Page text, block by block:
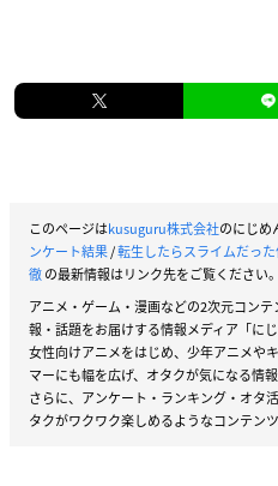
このページはkusuguru株式会社のにじめ
ンケート結果/転生したらスライムだっ
徹の最新情報はリンク先をご覧ください。
アニメ・ゲーム・漫画などの2次元コン
報・話題をお届けする情報メディア「にじ
女性向けアニメをはじめ、少年アニメや
マーにも幅を広げ、オタクが気になる情
さらに、アンケート・ランキング・オタ
タクがワクワク楽しめるようなコンテン